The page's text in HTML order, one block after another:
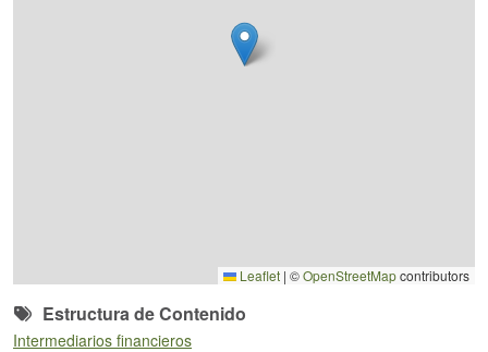
Leaflet | ©OpenStreetMapcontributors
Estructura de Contenido
Intermediarios financieros